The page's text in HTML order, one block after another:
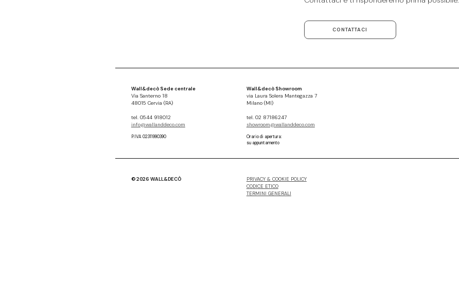
CONTATTACI
Wall&decò Sede centrale
Via Santerno 18
48015 Cervia (RA)
tel. 0544 918012
info@wallanddeco.com
P.IVA 02311990390
Wall&decò Showroom
via Laura Solera Mantegazza 7
Milano (MI)
tel. 02 87186247
showroom@wallanddeco.com
Orario di apertura:
su appuntamento
© 2026 WALL&DECÒ
PRIVACY & COOKIE POLICY
CODICE ETICO
TERMINI GENERALI